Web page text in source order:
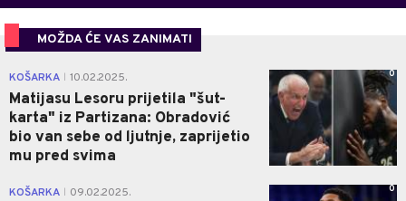
MOŽDA ĆE VAS ZANIMATI
KOŠARKA 10.02.2025.
Matijasu Lesoru prijetila "šut-
karta" iz Partizana: Obradović
bio van sebe od ljutnje, zaprijetio
mu pred svima
0
KOŠARKA 09.02.2025. 0